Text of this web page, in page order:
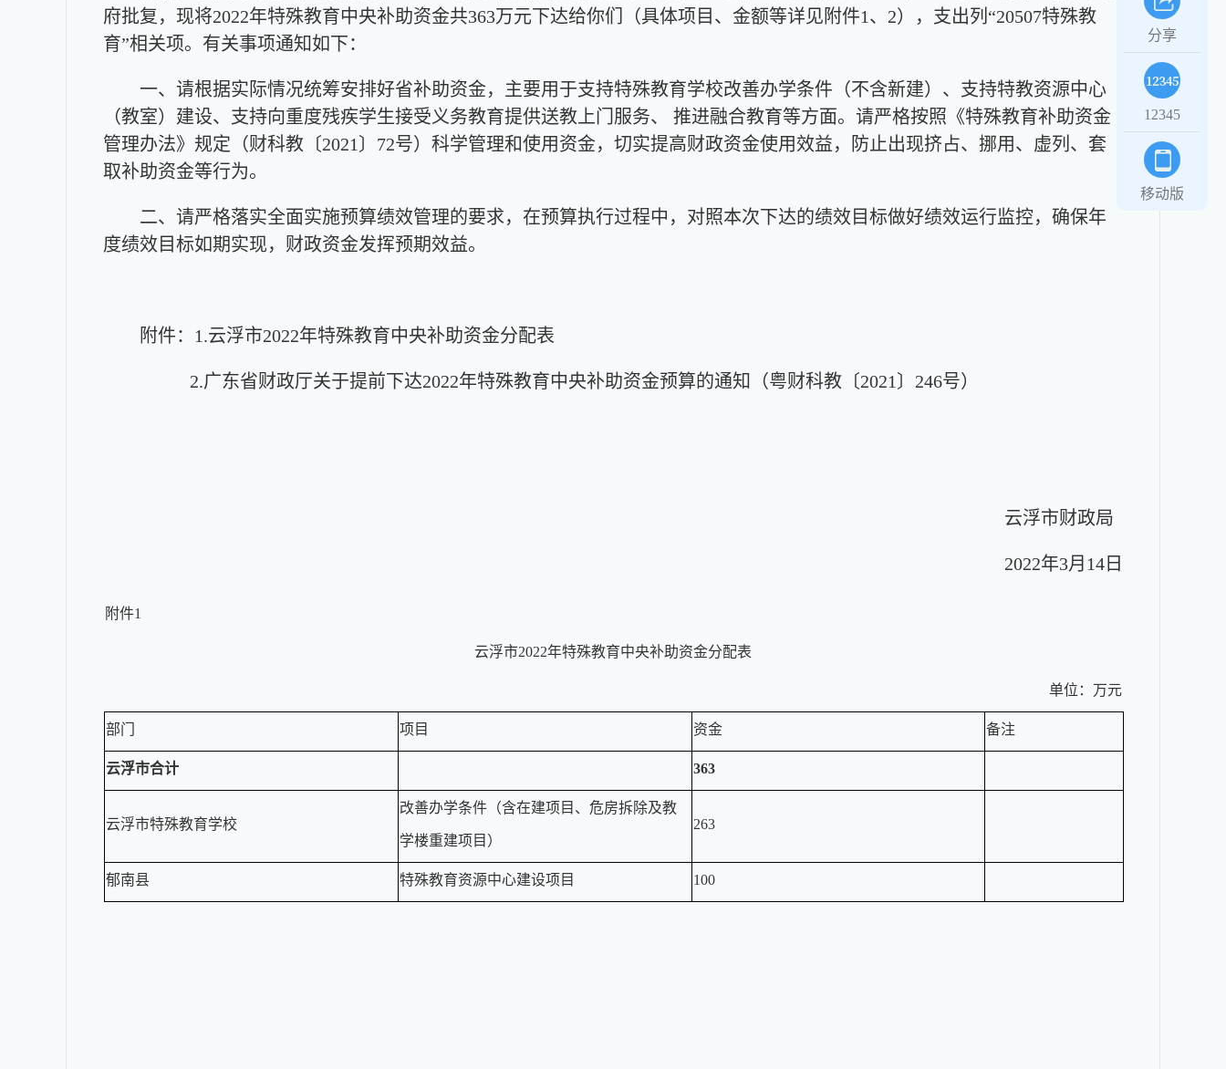
府批复，现将2022年特殊教育中央补助资金共363万元下达给你们（具体项目、金额等详见附件1、2），支出列“20507特殊教
育”相关项。有关事项通知如下：
一、请根据实际情况统筹安排好省补助资金，主要用于支持特殊教育学校改善办学条件（不含新建）、支持特教资源中心
（教室）建设、支持向重度残疾学生接受义务教育提供送教上门服务、 推进融合教育等方面。请严格按照《特殊教育补助资金
管理办法》规定（财科教〔2021〕72号）科学管理和使用资金，切实提高财政资金使用效益，防止出现挤占、挪用、虚列、套
取补助资金等行为。
二、请严格落实全面实施预算绩效管理的要求，在预算执行过程中，对照本次下达的绩效目标做好绩效运行监控，确保年
度绩效目标如期实现，财政资金发挥预期效益。
附件：1.云浮市2022年特殊教育中央补助资金分配表
2.广东省财政厅关于提前下达2022年特殊教育中央补助资金预算的通知（粤财科教〔2021〕246号）
云浮市财政局
2022年3月14日
附件1
云浮市2022年特殊教育中央补助资金分配表
单位：万元
部门 项目 资金 备注
云浮市合计 363
云浮市特殊教育学校
改善办学条件（含在建项目、危房拆除及教
学楼重建项目）
263
郁南县 特殊教育资源中心建设项目 100
分享
12345
移动版